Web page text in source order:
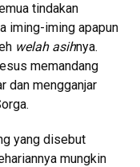
tindakan
iming-iming apapun
welah asihnya.
memandang
dan mengganjar
yang disebut
mungkin